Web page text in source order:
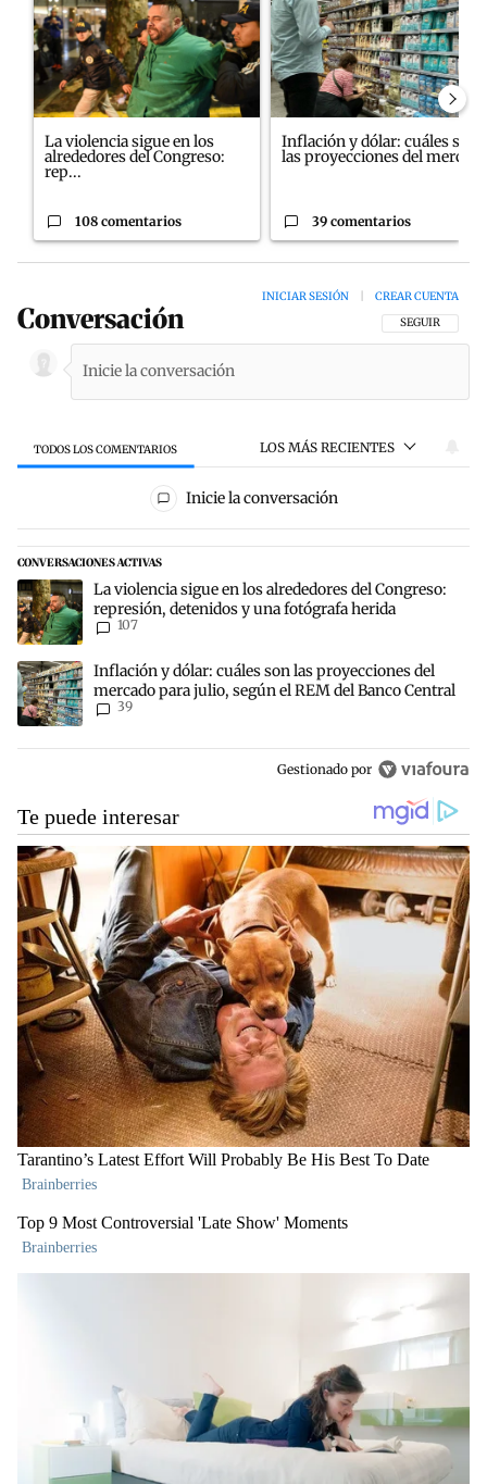
La violencia sigue en los
alrededores del Congreso:
rep...
108 comentarios
Inflación y dólar: cuáles son
las proyecciones del merc...
39 comentarios
Conversación SIGA ESTA
SEGUIR
INICIAR SESIÓN CREAR CUENTA
TODOS LOS COMENTARIOS LOS MÁS RECIENTES
Todos los comentarios
Inicie la conversación
CONVERSACIONES ACTIVAS
Este listado muestra los artículos con más comentarios en los
Un artículo de tendencia con el título "La violencia sigue en los
La violencia sigue en los alrededores del Congreso:
represión, detenidos y una fotógrafa herida
107
Un artículo de tendencia con el título "Inflación y dólar: cuáles
Inflación y dólar: cuáles son las proyecciones del
mercado para julio, según el REM del Banco Central
39
Gestionado por